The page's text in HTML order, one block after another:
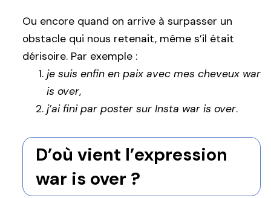
Ou encore quand on arrive à surpasser un
obstacle qui nous retenait, même s’il était
dérisoire. Par exemple :
je suis enfin en paix avec mes cheveux war
is over,
j’ai fini par poster sur Insta war is over.
D’où vient l’expression
war is over ?